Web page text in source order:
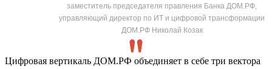
заместитель председателя правления Банка ДОМ.РФ,
управляющий директор по ИТ и цифровой трансформации
ДОМ.РФ Николай Козак
Цифровая вертикаль ДОМ.РФ объединяет в себе три вектора